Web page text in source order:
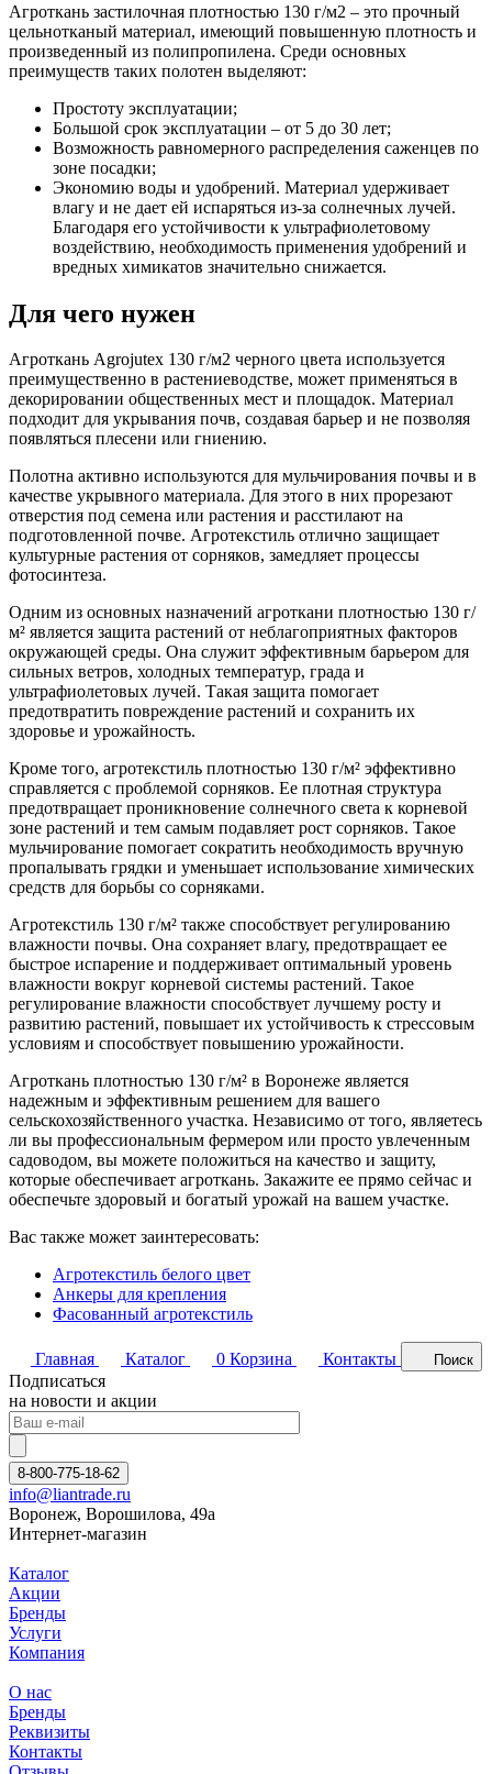
Агроткань застилочная плотностью 130 г/м2 – это прочный
цельнотканый материал, имеющий повышенную плотность и
произведенный из полипропилена. Среди основных
преимуществ таких полотен выделяют:
Простоту эксплуатации;
Большой срок эксплуатации – от 5 до 30 лет;
Возможность равномерного распределения саженцев по
зоне посадки;
Экономию воды и удобрений. Материал удерживает
влагу и не дает ей испаряться из-за солнечных лучей.
Благодаря его устойчивости к ультрафиолетовому
воздействию, необходимость применения удобрений и
вредных химикатов значительно снижается.
Для чего нужен
Агроткань Аgrojutex 130 г/м2 черного цвета используется
преимущественно в растениеводстве, может применяться в
декорировании общественных мест и площадок. Материал
подходит для укрывания почв, создавая барьер и не позволяя
появляться плесени или гниению.
Полотна активно используются для мульчирования почвы и в
качестве укрывного материала. Для этого в них прорезают
отверстия под семена или растения и расстилают на
подготовленной почве. Агротекстиль отлично защищает
культурные растения от сорняков, замедляет процессы
фотосинтеза.
Одним из основных назначений агроткани плотностью 130 г/
м² является защита растений от неблагоприятных факторов
окружающей среды. Она служит эффективным барьером для
сильных ветров, холодных температур, града и
ультрафиолетовых лучей. Такая защита помогает
предотвратить повреждение растений и сохранить их
здоровье и урожайность.
Кроме того, агротекстиль плотностью 130 г/м² эффективно
справляется с проблемой сорняков. Ее плотная структура
предотвращает проникновение солнечного света к корневой
зоне растений и тем самым подавляет рост сорняков. Такое
мульчирование помогает сократить необходимость вручную
пропалывать грядки и уменьшает использование химических
средств для борьбы со сорняками.
Агротекстиль 130 г/м² также способствует регулированию
влажности почвы. Она сохраняет влагу, предотвращает ее
быстрое испарение и поддерживает оптимальный уровень
влажности вокруг корневой системы растений. Такое
регулирование влажности способствует лучшему росту и
развитию растений, повышает их устойчивость к стрессовым
условиям и способствует повышению урожайности.
Агроткань плотностью 130 г/м² в Воронеже является
надежным и эффективным решением для вашего
сельскохозяйственного участка. Независимо от того, являетесь
ли вы профессиональным фермером или просто увлеченным
садоводом, вы можете положиться на качество и защиту,
которые обеспечивает агроткань. Закажите ее прямо сейчас и
обеспечьте здоровый и богатый урожай на вашем участке.
Вас также может заинтересовать:
Агротекстиль белого цвет
Анкеры для крепления
Фасованный агротекстиль
Главная Каталог 0 Корзина Контакты Поиск
Подписаться
на новости и акции
8-800-775-18-62
info@liantrade.ru
Воронеж, Ворошилова, 49а
Интернет-магазин
Каталог
Акции
Бренды
Услуги
Компания
О нас
Бренды
Реквизиты
Контакты